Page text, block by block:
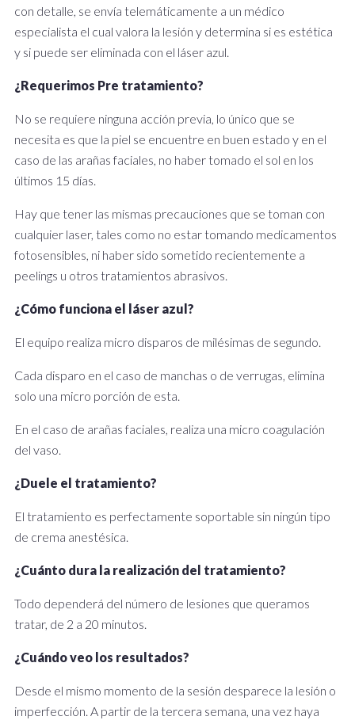
con detalle, se envía telemáticamente a un médico
especialista el cual valora la lesión y determina si es estética
y si puede ser eliminada con el láser azul.
¿Requerimos Pre tratamiento?
No se requiere ninguna acción previa, lo único que se
necesita es que la piel se encuentre en buen estado y en el
caso de las arañas faciales, no haber tomado el sol en los
últimos 15 días.
Hay que tener las mismas precauciones que se toman con
cualquier laser, tales como no estar tomando medicamentos
fotosensibles, ni haber sido sometido recientemente a
peelings u otros tratamientos abrasivos.
¿Cómo funciona el láser azul?
El equipo realiza micro disparos de milésimas de segundo.
Cada disparo en el caso de manchas o de verrugas, elimina
solo una micro porción de esta.
En el caso de arañas faciales, realiza una micro coagulación
del vaso.
¿Duele el tratamiento?
El tratamiento es perfectamente soportable sin ningún tipo
de crema anestésica.
¿Cuánto dura la realización del tratamiento?
Todo dependerá del número de lesiones que queramos
tratar, de 2 a 20 minutos.
¿Cuándo veo los resultados?
Desde el mismo momento de la sesión desparece la lesión o
imperfección. A partir de la tercera semana, una vez haya